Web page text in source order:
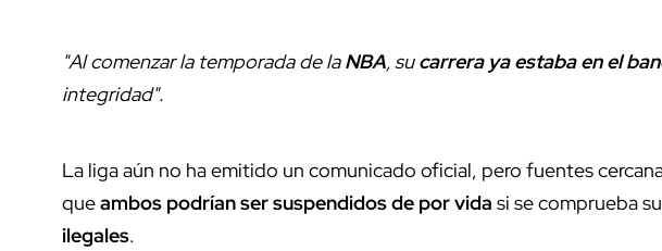
"Al comenzar la temporada de laNBA, sucarrera ya estaba en el
integridad".
La liga aún no ha emitido un comunicado oficial, pero fuentes
queambos podrían ser suspendidos de por vida si se comprueba
ilegales.